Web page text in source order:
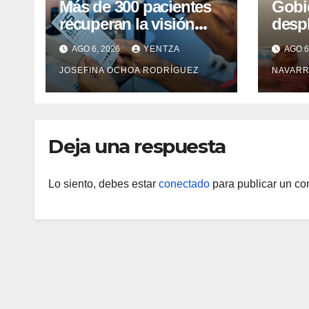
Más de 300 pacientes
recuperan la visión
con cirugías gratuitas
de cataratas en Zulia
AGO 6, 2026 YENTZA
JOSEFINA OCHOA RODRÍGUEZ
con
AGO
Deja una respuesta
Lo siento, debes estar conectado para publicar un